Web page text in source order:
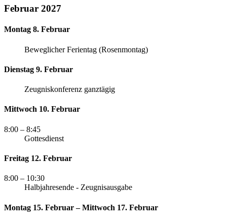
Februar 2027
Montag 8. Februar
Beweglicher Ferientag (Rosenmontag)
Dienstag 9. Februar
Zeugniskonferenz ganztägig
Mittwoch 10. Februar
8:00 – 8:45
Gottesdienst
Freitag 12. Februar
8:00 – 10:30
Halbjahresende - Zeugnisausgabe
Montag 15. Februar – Mittwoch 17. Februar